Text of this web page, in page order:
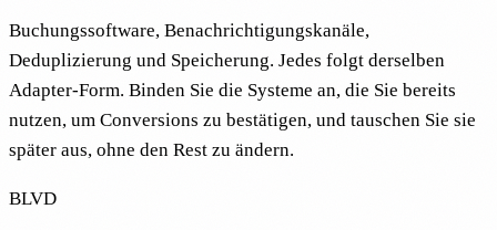
Buchungssoftware, Benachrichtigungskanäle,
Deduplizierung und Speicherung. Jedes folgt derselben
Adapter-Form. Binden Sie die Systeme an, die Sie bereits
nutzen, um Conversions zu bestätigen, und tauschen Sie sie
später aus, ohne den Rest zu ändern.
BLVD